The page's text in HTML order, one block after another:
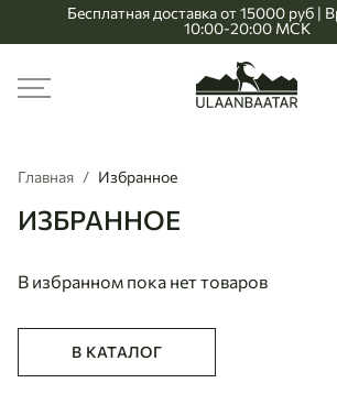
Бесплатная доставка от 15000 руб |
10:00-20:00 МСК
Меню
Главная
Главная Избранное
ИЗБРАННОЕ
В избранном пока нет товаров
В КАТАЛОГ